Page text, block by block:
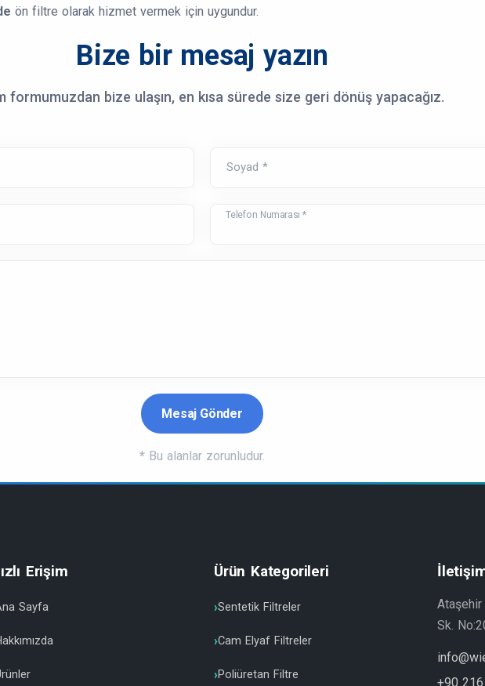
ön filtre olarak hizmet vermek için uygundur.
Bize bir mesaj yazın
formumuzdan bize ulaşın, en kısa sürede size geri dönüş yapacağız.
Soyad *
Telefon Numarası *
* Bu alanlar zorunludur.
Erişim
Sayfa
Ürün Kategorileri
Sentetik Filtreler
Cam Elyaf Filtreler
Poliüretan Filtre
Sk.
+90